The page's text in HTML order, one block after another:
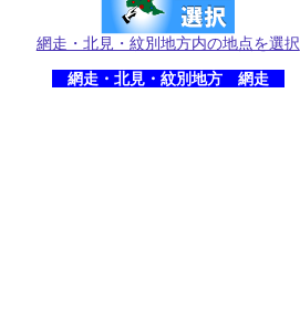
網走・北見・紋別地方内の地点を選択
網走・北見・紋別地方 網走